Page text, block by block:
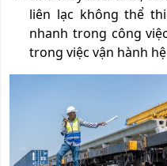
liên lạc không thể
nhanh trong công
trong việc vận hành